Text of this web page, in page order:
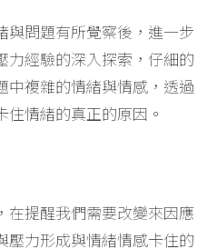
與問題有所覺察後，進一步
力經驗的深入探索，仔細的
中複雜的情緒與情感，透過
情緒的真正的原因。
在提醒我們需要改變來因應
壓力形成與情緒情感卡住的